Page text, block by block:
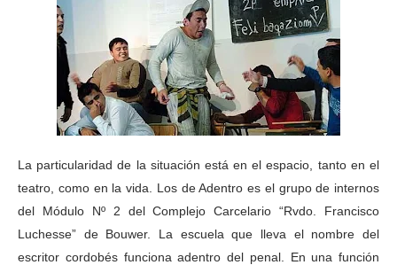
La particularidad de la situación está en el espacio, tanto en el
teatro, como en la vida. Los de Adentro es el grupo de internos
del Módulo Nº 2 del Complejo Carcelario “Rvdo. Francisco
Luchesse” de Bouwer. La escuela que lleva el nombre del
escritor cordobés funciona adentro del penal. En una función